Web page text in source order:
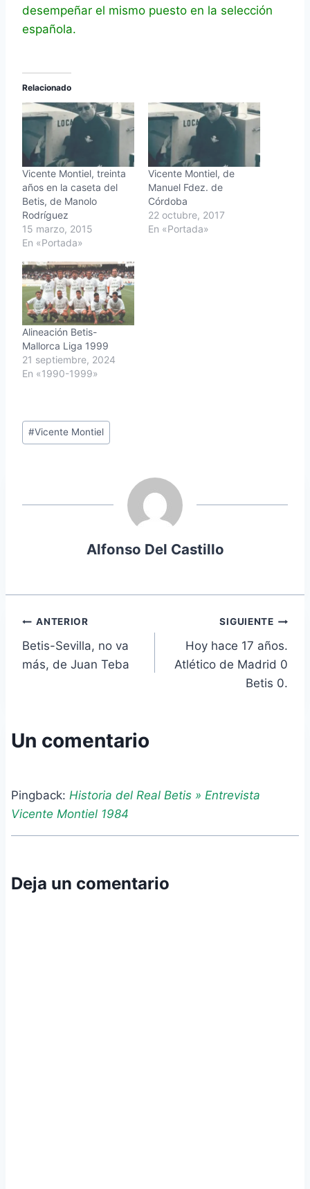
desempeñar el mismo puesto en la selección
española.
Relacionado
Vicente Montiel, treinta
años en la caseta del
Betis, de Manolo
Rodríguez
15 marzo, 2015
En «Portada»
Vicente Montiel, de
Manuel Fdez. de
Córdoba
22 octubre, 2017
En «Portada»
Alineación Betis-
Mallorca Liga 1999
21 septiembre, 2024
En «1990-1999»
Etiquetas
de
#Vicente Montiel
Alfonso Del Castillo
Navegación
de
ANTERIOR
Betis-Sevilla, no va
más, de Juan Teba
SIGUIENTE
Hoy hace 17 años.
Atlético de Madrid 0
Betis 0.
Un comentario
Pingback: Historia del Real Betis » Entrevista
Vicente Montiel 1984
Deja un comentario